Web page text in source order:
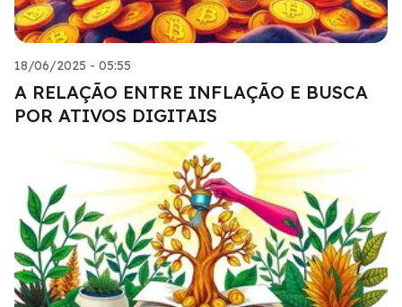
18/06/2025 - 05:55
A RELAÇÃO ENTRE INFLAÇÃO E BUSCA
POR ATIVOS DIGITAIS